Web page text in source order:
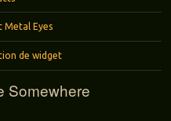
Metal Eyes
de widget
Somewhere